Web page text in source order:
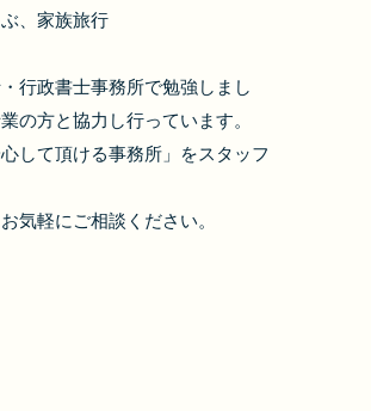
、家族旅行
政書士事務所で勉強しまし
の方と協力し行っています。
して頂ける事務所」をスタッフ
気軽にご相談ください。